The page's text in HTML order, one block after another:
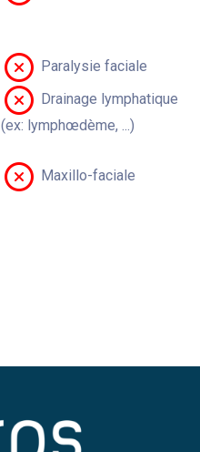
Paralysie faciale
Drainage lymphatique
(ex: lymphœdème, ...)
Maxillo-faciale